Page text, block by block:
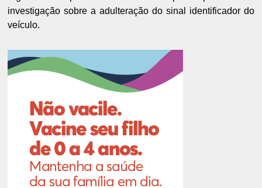
investigação sobre a adulteração do sinal identificador do
veículo.